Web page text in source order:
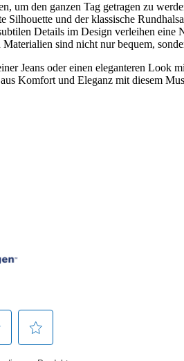
um den ganzen Tag getragen zu
Silhouette und der klassische
Details im Design verleihen eine
sind nicht nur bequem,
Jeans oder einen eleganteren Look
Komfort und Eleganz mit diesem